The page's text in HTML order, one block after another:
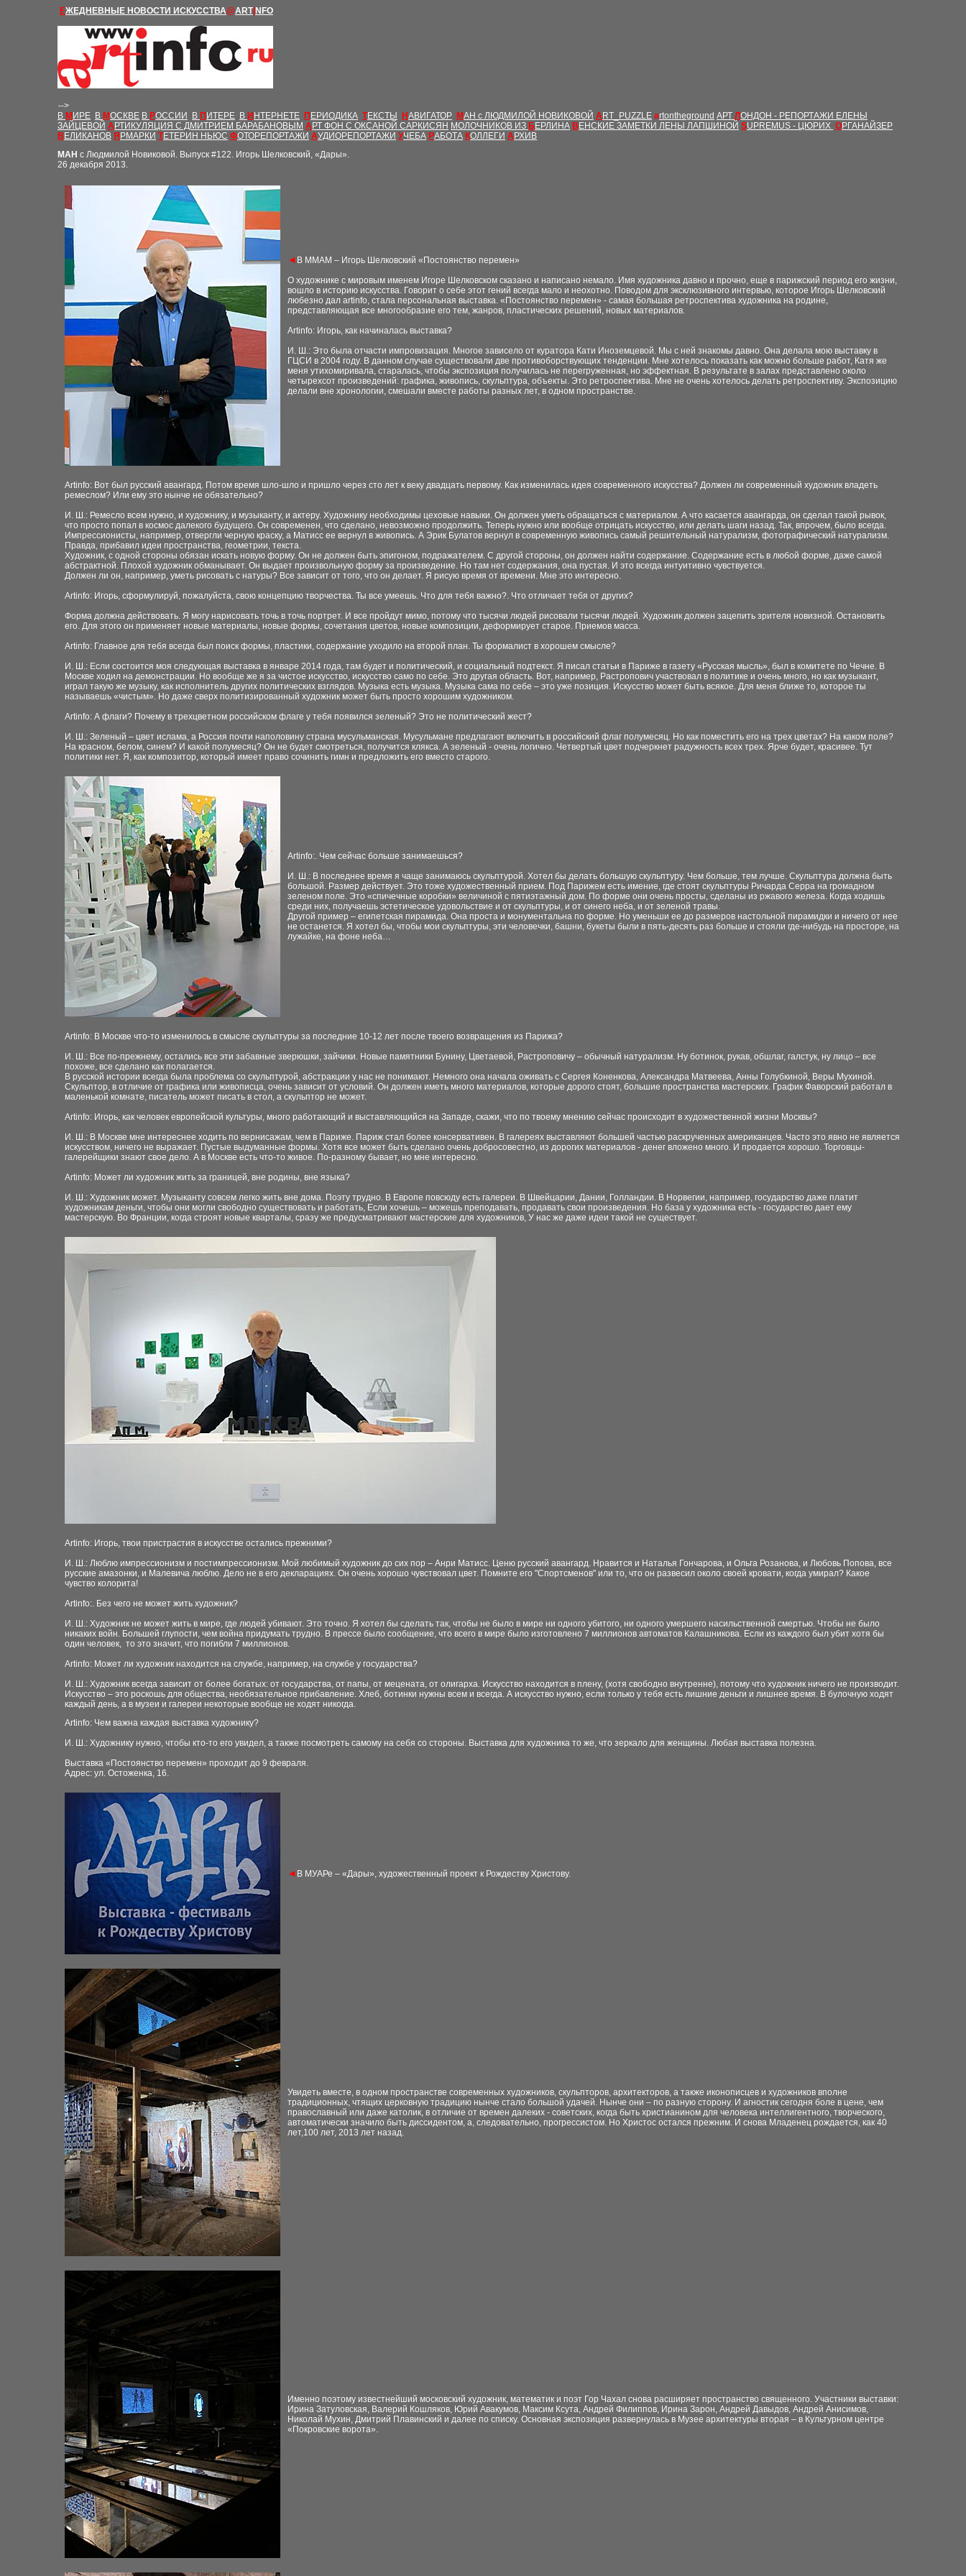
ЕЖЕДНЕВНЫЕ Н ОВОСТИ ИСКУССТВА@ARTI NFO
-->
В М ИРЕ В МОСКВЕ В РОССИИ В П ИТЕРЕ В И НТЕРНЕТЕ П ЕРИОДИКА ТЕКСТЫ Н АВИГАТОР МАН с ЛЮДМИЛОЙ НОВИКОВОЙ ART_PUZZLE artontheground АРТ ЛОНДОН - РЕПОРТАЖИ ЕЛЕНЫ
ЗАЙЦЕВОЙ АРТИКУЛЯЦИЯ С ДМИТРИЕМ БАРАБАНОВЫМ АРТ ФОН С ОКСАНОЙ САРКИСЯН МОЛОЧНИКОВ ИЗ БЕРЛИНА В ЕНСКИЕ ЗАМЕТКИ ЛЕНЫ ЛАПШИНОЙ SUPREMUS - ЦЮРИХ ОРГАНАЙЗЕР
В ЕЛИКАНОВ Я РМАРКИ ТЕТЕРИН НЬЮС ФОТОРЕПОРТАЖИ АУДИОРЕПОРТАЖИ УЧЕБА РАБОТА КОЛЛЕГИ АРХИВ
МАН с Людмилой Новиковой. Выпуск #122. Игорь Шелковский, «Дары».
26 декабря 2013.
◄ В ММАМ – Игорь Шелковский «Постоянство перемен»
О художнике с мировым именем Игоре Шелковском сказано и написано немало. Имя художника давно и прочно, еще в парижский период его жизни,
вошло в историю искусства. Говорит о себе этот гений всегда мало и неохотно. Поводом для эксклюзивного интервью, которое Игорь Шелковский
любезно дал artinfo, стала персональная выставка. «Постоянство перемен» - самая большая ретроспектива художника на родине,
представляющая все многообразие его тем, жанров, пластических решений, новых материалов.
Artinfo: Игорь, как начиналась выставка?
И. Ш.: Это была отчасти импровизация. Многое зависело от куратора Кати Иноземцевой. Мы с ней знакомы давно. Она делала мою выставку в
ГЦСИ в 2004 году. В данном случае существовали две противоборствующих тенденции. Мне хотелось показать как можно больше работ, Катя же
меня утихомиривала, старалась, чтобы экспозиция получилась не перегруженная, но эффектная. В результате в залах представлено около
четырехсот произведений: графика, живопись, скульптура, объекты. Это ретроспектива. Мне не очень хотелось делать ретроспективу. Экспозицию
делали вне хронологии, смешали вместе работы разных лет, в одном пространстве.
Artinfo: Вот был русский авангард. Потом время шло-шло и пришло через сто лет к веку двадцать первому. Как изменилась идея современного искусства? Должен ли современный художник владеть
ремеслом? Или ему это нынче не обязательно?
И. Ш.: Ремесло всем нужно, и художнику, и музыканту, и актеру. Художнику необходимы цеховые навыки. Он должен уметь обращаться с материалом. А что касается авангарда, он сделал такой рывок,
что просто попал в космос далекого будущего. Он современен, что сделано, невозможно продолжить. Теперь нужно или вообще отрицать искусство, или делать шаги назад. Так, впрочем, было всегда.
Импрессионисты, например, отвергли черную краску, а Матисс ее вернул в живопись. А Эрик Булатов вернул в современную живопись самый решительный натурализм, фотографический натурализм.
Правда, прибавил идеи пространства, геометрии, текста.
Художник, с одной стороны обязан искать новую форму. Он не должен быть эпигоном, подражателем. С другой стороны, он должен найти содержание. Содержание есть в любой форме, даже самой
абстрактной. Плохой художник обманывает. Он выдает произвольную форму за произведение. Но там нет содержания, она пустая. И это всегда интуитивно чувствуется.
Должен ли он, например, уметь рисовать с натуры? Все зависит от того, что он делает. Я рисую время от времени. Мне это интересно.
Artinfo: Игорь, сформулируй, пожалуйста, свою концепцию творчества. Ты все умеешь. Что для тебя важно?. Что отличает тебя от других?
Форма должна действовать. Я могу нарисовать точь в точь портрет. И все пройдут мимо, потому что тысячи людей рисовали тысячи людей. Художник должен зацепить зрителя новизной. Остановить
его. Для этого он применяет новые материалы, новые формы, сочетания цветов, новые композиции, деформирует старое. Приемов масса.
Artinfo: Главное для тебя всегда был поиск формы, пластики, содержание уходило на второй план. Ты формалист в хорошем смысле?
И. Ш.: Если состоится моя следующая выставка в январе 2014 года, там будет и политический, и социальный подтекст. Я писал статьи в Париже в газету «Русская мысль», был в комитете по Чечне. В
Москве ходил на демонстрации. Но вообще же я за чистое искусство, искусство само по себе. Это другая область. Вот, например, Растропович участвовал в политике и очень много, но как музыкант,
играл такую же музыку, как исполнитель других политических взглядов. Музыка есть музыка. Музыка сама по себе – это уже позиция. Искусство может быть всякое. Для меня ближе то, которое ты
называешь «чистым». Но даже сверх политизированный художник может быть просто хорошим художником.
Artinfo: А флаги? Почему в трехцветном российском флаге у тебя появился зеленый? Это не политический жест?
И. Ш.: Зеленый – цвет ислама, а Россия почти наполовину страна мусульманская. Мусульмане предлагают включить в российский флаг полумесяц. Но как поместить его на трех цветах? На каком поле?
На красном, белом, синем? И какой полумесяц? Он не будет смотреться, получится клякса. А зеленый - очень логично. Четвертый цвет подчеркнет радужность всех трех. Ярче будет, красивее. Тут
политики нет. Я, как композитор, который имеет право сочинить гимн и предложить его вместо старого.
Artinfo:. Чем сейчас больше занимаешься?
И. Ш.: В последнее время я чаще занимаюсь скульптурой. Хотел бы делать большую скульптуру. Чем больше, тем лучше. Скульптура должна быть
большой. Размер действует. Это тоже художественный прием. Под Парижем есть имение, где стоят скульптуры Ричарда Серра на громадном
зеленом поле. Это «спичечные коробки» величиной с пятиэтажный дом. По форме они очень просты, сделаны из ржавого железа. Когда ходишь
среди них, получаешь эстетическое удовольствие и от скульптуры, и от синего неба, и от зеленой травы.
Другой пример – египетская пирамида. Она проста и монументальна по форме. Но уменьши ее до размеров настольной пирамидки и ничего от нее
не останется. Я хотел бы, чтобы мои скульптуры, эти человечки, башни, букеты были в пять-десять раз больше и стояли где-нибудь на просторе, на
лужайке, на фоне неба…
Artinfo: В Москве что-то изменилось в смысле скульптуры за последние 10-12 лет после твоего возвращения из Парижа?
И. Ш.: Все по-прежнему, остались все эти забавные зверюшки, зайчики. Новые памятники Бунину, Цветаевой, Растроповичу – обычный натурализм. Ну ботинок, рукав, обшлаг, галстук, ну лицо – все
похоже, все сделано как полагается.
В русской истории всегда была проблема со скульптурой, абстракции у нас не понимают. Немного она начала оживать с Сергея Коненкова, Александра Матвеева, Анны Голубкиной, Веры Мухиной.
Скульптор, в отличие от графика или живописца, очень зависит от условий. Он должен иметь много материалов, которые дорого стоят, большие пространства мастерских. График Фаворский работал в
маленькой комнате, писатель может писать в стол, а скульптор не может.
Artinfo: Игорь, как человек европейской культуры, много работающий и выставляющийся на Западе, скажи, что по твоему мнению сейчас происходит в художественной жизни Москвы?
И. Ш.: В Москве мне интереснее ходить по вернисажам, чем в Париже. Париж стал более консервативен. В галереях выставляют большей частью раскрученных американцев. Часто это явно не является
искусством, ничего не выражает. Пустые выдуманные формы. Хотя все может быть сделано очень добросовестно, из дорогих материалов - денег вложено много. И продается хорошо. Торговцы-
галерейщики знают свое дело. А в Москве есть что-то живое. По-разному бывает, но мне интересно.
Artinfo: Может ли художник жить за границей, вне родины, вне языка?
И. Ш.: Художник может. Музыканту совсем легко жить вне дома. Поэту трудно. В Европе повсюду есть галереи. В Швейцарии, Дании, Голландии. В Норвегии, например, государство даже платит
художникам деньги, чтобы они могли свободно существовать и работать, Если хочешь – можешь преподавать, продавать свои произведения. Но база у художника есть - государство дает ему
мастерскую. Во Франции, когда строят новые кварталы, сразу же предусматривают мастерские для художников, У нас же даже идеи такой не существует.
Artinfo: Игорь, твои пристрастия в искусстве остались прежними?
И. Ш.: Люблю импрессионизм и постимпрессионизм. Мой любимый художник до сих пор – Анри Матисс. Ценю русский авангард. Нравится и Наталья Гончарова, и Ольга Розанова, и Любовь Попова, все
русские амазонки, и Малевича люблю. Дело не в его декларациях. Он очень хорошо чувствовал цвет. Помните его "Спортсменов" или то, что он развесил около своей кровати, когда умирал? Какое
чувство колорита!
Artinfo:. Без чего не может жить художник?
И. Ш.: Художник не может жить в мире, где людей убивают. Это точно. Я хотел бы сделать так, чтобы не было в мире ни одного убитого, ни одного умершего насильственной смертью. Чтобы не было
никаких войн. Большей глупости, чем война придумать трудно. В прессе было сообщение, что всего в мире было изготовлено 7 миллионов автоматов Калашникова. Если из каждого был убит хотя бы
один человек, то это значит, что погибли 7 миллионов.
Artinfo: Может ли художник находится на службе, например, на службе у государства?
И. Ш.: Художник всегда зависит от более богатых: от государства, от папы, от мецената, от олигарха. Искусство находится в плену, (хотя свободно внутренне), потому что художник ничего не производит.
Искусство – это роскошь для общества, необязательное прибавление. Хлеб, ботинки нужны всем и всегда. А искусство нужно, если только у тебя есть лишние деньги и лишнее время. В булочную ходят
каждый день, а в музеи и галереи некоторые вообще не ходят никогда.
Artinfo: Чем важна каждая выставка художнику?
И. Ш.: Художнику нужно, чтобы кто-то его увидел, а также посмотреть самому на себя со стороны. Выставка для художника то же, что зеркало для женщины. Любая выставка полезна.
Выставка «Постоянство перемен» проходит до 9 февраля.
Адрес: ул. Остоженка, 16.
◄ В МУАРе – «Дары», художественный проект к Рождеству Христову.
Увидеть вместе, в одном пространстве современных художников, скульпторов, архитекторов, а также иконописцев и художников вполне
традиционных, чтящих церковную традицию нынче стало большой удачей. Нынче они – по разную сторону. И агностик сегодня боле в цене, чем
православный или даже католик, в отличие от времен далеких - советских, когда быть христианином для человека интеллигентного, творческого,
автоматически значило быть диссидентом, а, следовательно, прогрессистом. Но Христос остался прежним. И снова Младенец рождается, как 40
лет,100 лет, 2013 лет назад.
Именно поэтому известнейший московский художник, математик и поэт Гор Чахал снова расширяет пространство священного. Участники выставки:
Ирина Затуловская, Валерий Кошляков, Юрий Авакумов, Максим Ксута, Андрей Филиппов, Ирина Зарон, Андрей Давыдов, Андрей Анисимов,
Николай Мухин, Дмитрий Плавинский и далее по списку. Основная экспозиция развернулась в Музее архитектуры вторая – в Культурном центре
«Покровские ворота».